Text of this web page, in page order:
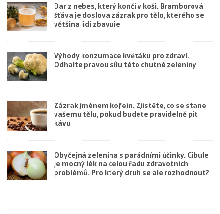
Dar z nebes, který končí v koši. Bramborová
šťáva je doslova zázrak pro tělo, kterého se
většina lidí zbavuje
Výhody konzumace květáku pro zdraví.
Odhalte pravou sílu této chutné zeleniny
Zázrak jménem kofein. Zjistěte, co se stane
vašemu tělu, pokud budete pravidelně pít
kávu
Obyčejná zelenina s parádními účinky. Cibule
je mocný lék na celou řadu zdravotních
problémů. Pro který druh se ale rozhodnout?